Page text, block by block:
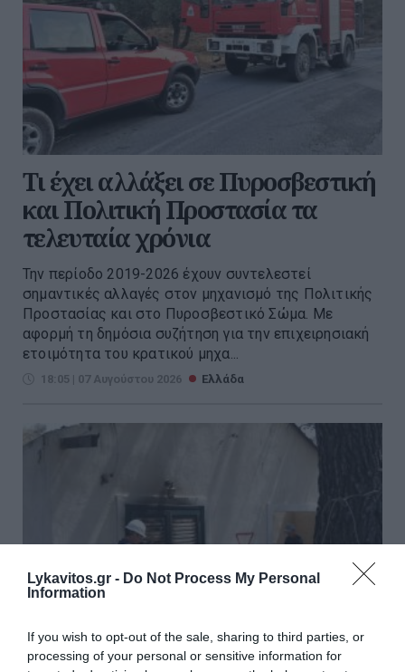
Lykavitos.gr - Do Not Process My Personal
Information
If you wish to opt-out of the sale, sharing to third parties, or
processing of your personal or sensitive information for
Τι έχει αλλάξει σε Πυροσβεστική
και Πολιτική Προστασία τα
τελευταία χρόνια
Την περίοδο 2019-2026 έχουν συντελεστεί
σημαντικές αλλαγές στον μηχανισμό της Πολιτικής
Προστασίας και στο Πυροσβεστικό Σώμα. Με
αφορμή τη δημόσια συζήτηση για την επιχειρησιακή
ετοιμότητα του κρατικού μηχα...
18:05 | 07 Αυγούστου 2026 Ελλάδα